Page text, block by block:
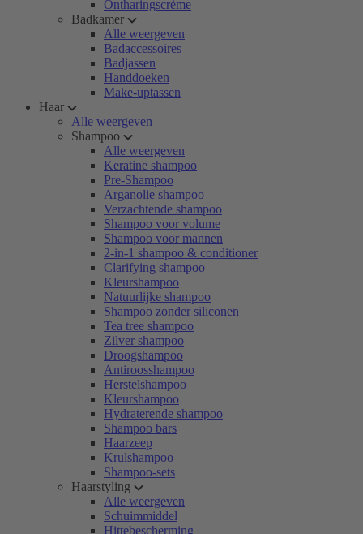
Ontharingscrème
Badkamer
Alle weergeven
Badaccessoires
Badjassen
Handdoeken
Make-uptassen
Haar
Alle weergeven
Shampoo
Alle weergeven
Keratine shampoo
Pre-Shampoo
Arganolie shampoo
Verzachtende shampoo
Shampoo voor volume
Shampoo voor mannen
2-in-1 shampoo & conditioner
Clarifying shampoo
Kleurshampoo
Natuurlijke shampoo
Shampoo zonder siliconen
Tea tree shampoo
Zilver shampoo
Droogshampoo
Antiroosshampoo
Herstelshampoo
Kleurshampoo
Hydraterende shampoo
Shampoo bars
Haarzeep
Krulshampoo
Shampoo-sets
Haarstyling
Alle weergeven
Schuimmiddel
Hittebescherming